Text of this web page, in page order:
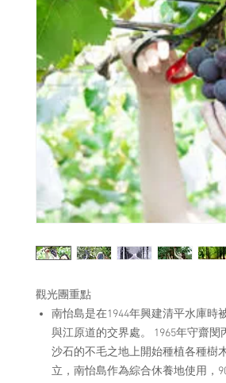
觀光團重點
南怡島是在1944年興建清平水庫時
與江原道的交界處。 1965年守齋閔
沙石的不毛之地上開始種植各種樹
立，南怡島作為綜合休養地使用，